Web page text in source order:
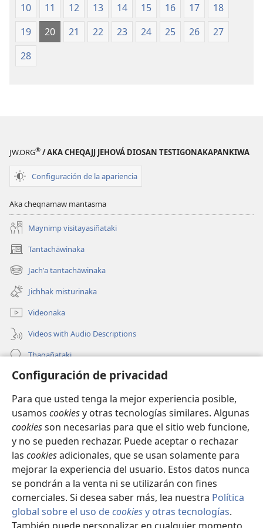
Configuración de privacidad
Para que usted tenga la mejor experiencia posible,
usamos cookiesy otras tecnologías similares. Algunas
cookiesson necesarias para que el sitio web funcione,
y no se pueden rechazar. Puede aceptar o rechazar
las cookiesadicionales, que se usan solamente para
mejorar la experiencia del usuario. Estos datos nunca
se pondrán a la venta ni se utilizarán con fines
comerciales. Si desea saber más, lea nuestra Política
global sobre el uso decookiesy otras tecnologías.
10
11 12 13 14 15 16 17
18
19
20 21 22 23 24 25 26
27
28
JW.ORG® / AKA CHEQAJJ JEHOVÁ DIOSAN TESTIGONAKAPANKIWA
Configuración de la apariencia
Aka cheqnamaw mantasma
Maynimp visitayasiñataki
Tantachäwinaka
(opens
new
window)
Jachʼa tantachäwinaka
(opens
new
window)
Jichhak misturinaka
Videonaka
Videos with Audio Descriptions
Thaqañataki
Oraqpachat yatiyäwinaka
Donacionanaka
(opens
window)INTERNETANKIR BIBLIOTECA
(opens
new
window)JW Hub ®
(opens
new
window)
Copyright© 2026 Watch Tower Bible and Tract Society of Pennsylvania.